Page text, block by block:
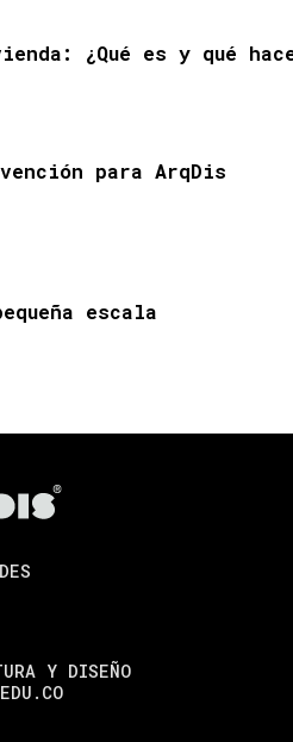
¿Qué es y qué
para ArqDis
escala
Y DISEÑO